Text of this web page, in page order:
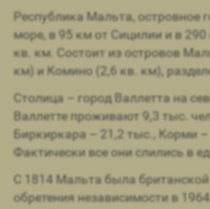
Республика Мальта, островное
море, в 95 км от Сицилии и в
кв. км. Состоит из островов
км) и Комино (2,6 кв. км),
Столица – город Валлетта на
Валлетте проживают 9,3 тыс.
Биркиркара – 21,2 тыс., Корми
Фактически все они слились в
С 1814 Мальта была
обретения независимости в